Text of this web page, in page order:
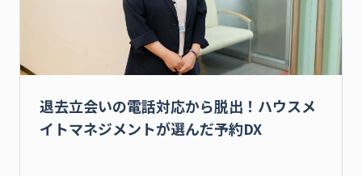
退去立会いの電話対応から脱出！ハウスメ
イトマネジメントが選んだ予約DX